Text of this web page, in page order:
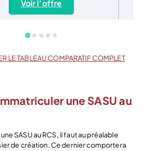
Voir l’offre
LE TABLEAU COMPARATIF COMPLET
une SASU au
SASU au RCS, il faut au préalable
de création. Ce dernier comportera